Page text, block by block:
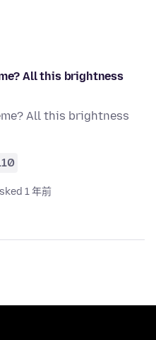
All this brightness
All this brightness
1 年前